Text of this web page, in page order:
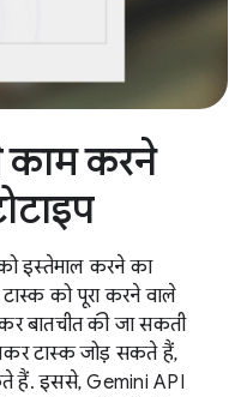
करने
इस्तेमाल करने का
को पूरा करने वाले
बातचीत की जा सकती
टास्क जोड़ सकते हैं,
हैं. इससे, Gemini API